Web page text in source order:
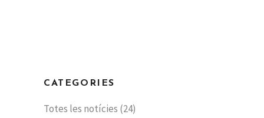
CATEGORIES
Totes les notícies (24)